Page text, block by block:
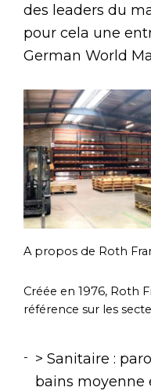
des leaders du
pour cela une
German World
A propos de Roth
Créée en 1976, Roth
référence sur les
> Sanitaire :
bains